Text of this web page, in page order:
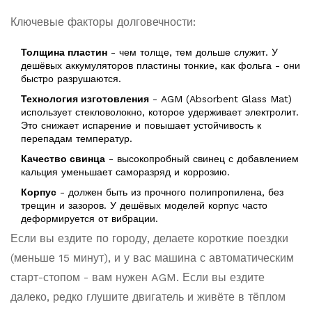
Ключевые факторы долговечности:
Толщина пластин - чем толще, тем дольше служит. У
дешёвых аккумуляторов пластины тонкие, как фольга - они
быстро разрушаются.
Технология изготовления - AGM (Absorbent Glass Mat)
использует стекловолокно, которое удерживает электролит.
Это снижает испарение и повышает устойчивость к
перепадам температур.
Качество свинца - высокопробный свинец с добавлением
кальция уменьшает саморазряд и коррозию.
Корпус - должен быть из прочного полипропилена, без
трещин и зазоров. У дешёвых моделей корпус часто
деформируется от вибрации.
Если вы ездите по городу, делаете короткие поездки
(меньше 15 минут), и у вас машина с автоматическим
старт-стопом - вам нужен AGM. Если вы ездите
далеко, редко глушите двигатель и живёте в тёплом